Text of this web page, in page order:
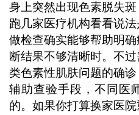
身上突然出现色素脱失
跑几家医疗机构看看说
做检查确实能够帮助明
断结果不够清晰时。不
类色素性肌肤问题的确
辅助查验手段，不同医
的。如果你打算换家医